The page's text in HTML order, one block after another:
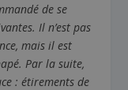
de se
Il n’est pas
mais il est
Par la suite,
: étirements de